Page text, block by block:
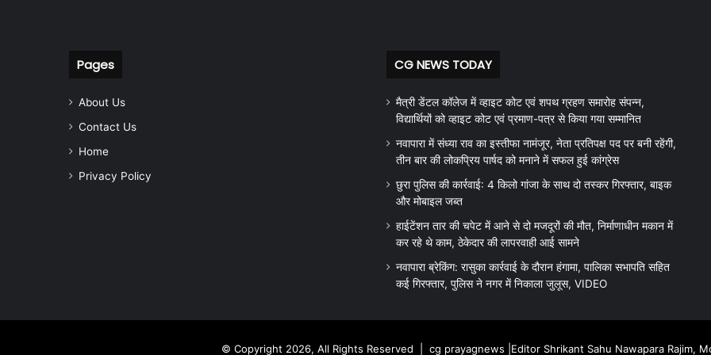
Pages
About Us
Contact Us
Home
Privacy Policy
CG NEWS TODAY
मैत्री डेंटल कॉलेज में व्हाइट कोट एवं शपथ ग्रहण समारोह संपन्न,
विद्यार्थियों को व्हाइट कोट एवं प्रमाण-पत्र से किया गया सम्मानित
नवापारा में संध्या राव का इस्तीफा नामंजूर, नेता प्रतिपक्ष पद पर बनी रहेंगी,
तीन बार की लोकप्रिय पार्षद को मनाने में सफल हुई कांग्रेस
छुरा पुलिस की कार्रवाई: 4 किलो गांजा के साथ दो तस्कर गिरफ्तार, बाइक
और मोबाइल जब्त
हाईटेंशन तार की चपेट में आने से दो मजदूरों की मौत, निर्माणाधीन मकान में
कर रहे थे काम, ठेकेदार की लापरवाही आई सामने
नवापारा ब्रेकिंग: रासुका कार्रवाई के दौरान हंगामा, पालिका सभापति सहित
कई गिरफ्तार, पुलिस ने नगर में निकाला जुलूस, VIDEO
© Copyright 2026, All Rights Reserved | cg prayagnews |Editor Shrikant Sahu Nawapara Rajim,